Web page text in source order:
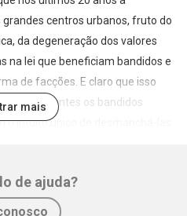
centros urbanos, fruto do
da degeneração dos valores
na lei que beneficiam bandidos e
de facções. E claro que isso
Se antes os bandidos
o intuito único de desmanchá-las
nos chamados bailes funk e
em redes sociais.
mais
de ajuda?